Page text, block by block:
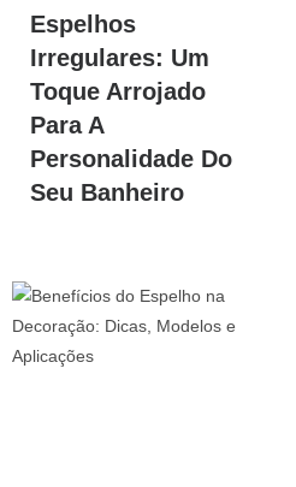
Espelhos
Irregulares: Um
Toque Arrojado
Para A
Personalidade Do
Seu Banheiro